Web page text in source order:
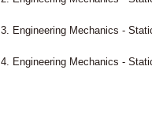
3. Engineering Mechanics -
4. Engineering Mechanics -